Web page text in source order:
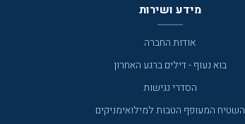
מידע ושירות
אודות החברה
בוא נעוף - דילים ברגע האחרון
הסדרי נגישות
השטיח המעופף הטבות למילואימניקים